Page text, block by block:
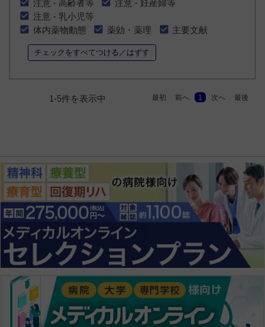
注意 - 高齢者等
注意 - 妊産婦等
注意 - 乳小児等
体内薬物動態
薬効・薬理 主要文献
チェックをすべてつける／はずす
1-5件を表示中 最初 前へ 1 次へ 最後